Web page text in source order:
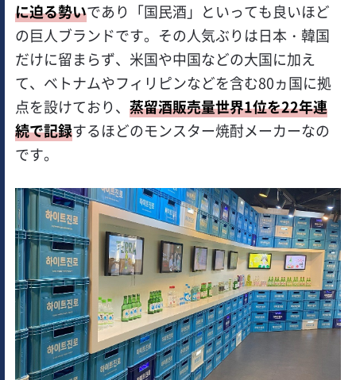
に迫る勢いであり「国民酒」といっても良いほど
の巨人ブランドです。その人気ぶりは日本・韓国
だけに留まらず、米国や中国などの大国に加え
て、ベトナムやフィリピンなどを含む80ヵ国に拠
点を設けており、蒸留酒販売量世界1位を22年連
続で記録するほどのモンスター焼酎メーカーなの
です。